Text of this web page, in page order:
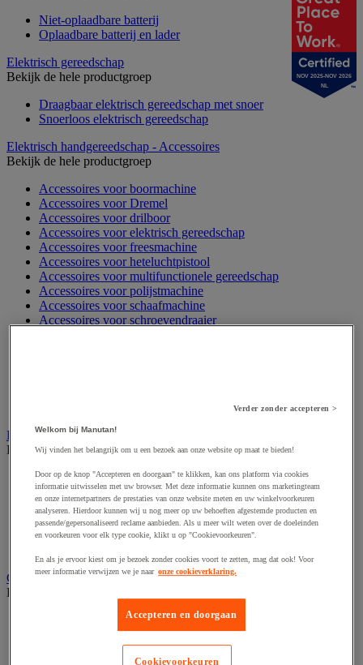
Niet-oplaadbare batterij
Oplaadbare batterij en lader
Elektrisch gereedschap
Bekijk de hele productgroep
Draagbaar elektrisch gereedschap met snoer
Snoerloos elektrisch gereedschap
Elektrisch handgereedschap - Accessoires
Bekijk de hele productgroep
Accessoires voor boormachine
Accessoires voor Dremel
Accessoires voor drilboor
Accessoires voor elektrisch gereedschap
Accessoires voor freesmachine
Accessoires voor heteluchtpistool
Accessoires voor multifunctionele gereedschap
Accessoires voor polijstmachine
Accessoires voor schaafmachine
Accessoires voor schroevendraaier
Elektrische toebehoren en verlichting
Bekijk de hele productgroep
Accessoires voor elektrisch schakelpaneel
Batterij, oplader en kabel
Elektrische kabel
Elektrische uitrusting
Verlengsnoer, stekkerdoos en kapelhaspel
Gereedschap opbergen
Bekijk de hele productgroep
Assortimentsdoos en gereedschapkoffer
Gereedschapskist en opbergtas
Gereedschapskoffer en versterkte kist
NOV 2025-NOV 2026
NL
Verder zonder accepteren >
Welkom bij Manutan!
Wij vinden het belangrijk om u een bezoek aan onze website op maat te bieden!
Door op de knop "Accepteren en doorgaan" te klikken, kan ons platform via cookies
informatie uitwisselen met uw browser. Met deze informatie kunnen ons marketingteam
en onze internetpartners de prestaties van onze website meten en uw winkelvoorkeuren
analyseren. Hierdoor kunnen wij u nog meer op uw behoeften afgestemde producten en
passende/gepersonaliseerd reclame aanbieden. Als u meer wilt weten over de doeleinden
en voorkeuren voor elk type cookie, klikt u op "Cookievoorkeuren".
En als je ervoor kiest om je bezoek zonder cookies voort te zetten, mag dat ook! Voor
meer informatie verwijzen we je naar onze cookieverklaring.
Accepteren en doorgaan
Cookievoorkeuren